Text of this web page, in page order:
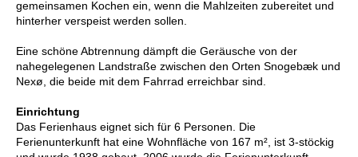
gemeinsamen Kochen ein, wenn die Mahlzeiten zubereitet und
hinterher verspeist werden sollen.
Eine schöne Abtrennung dämpft die Geräusche von der
nahegelegenen Landstraße zwischen den Orten Snogebæk und
Nexø, die beide mit dem Fahrrad erreichbar sind.
Einrichtung
Das Ferienhaus eignet sich für 6 Personen. Die
Ferienunterkunft hat eine Wohnfläche von 167 m², ist 3-stöckig